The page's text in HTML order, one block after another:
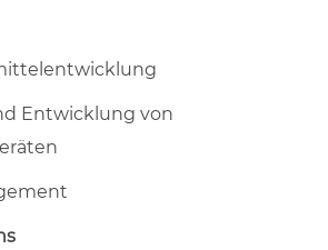
Entwicklung von